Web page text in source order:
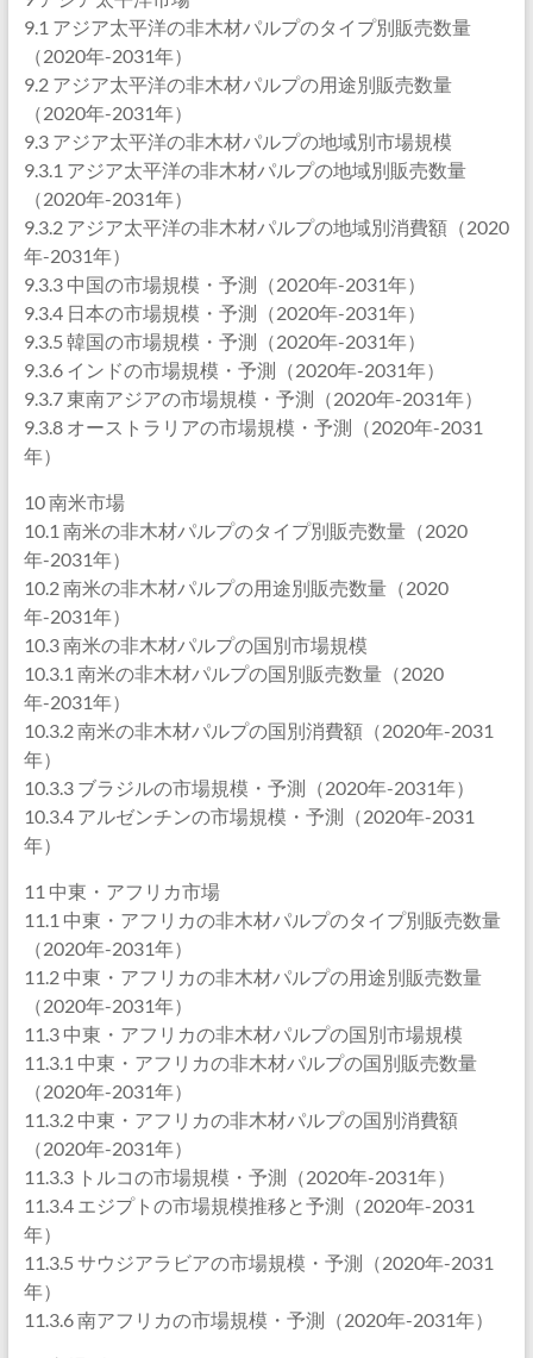
9.1 アジア太平洋の非木材パルプのタイプ別販売数量
（2020年-2031年）
9.2 アジア太平洋の非木材パルプの用途別販売数量
（2020年-2031年）
9.3 アジア太平洋の非木材パルプの地域別市場規模
9.3.1 アジア太平洋の非木材パルプの地域別販売数量
（2020年-2031年）
9.3.2 アジア太平洋の非木材パルプの地域別消費額（2020
年-2031年）
9.3.3 中国の市場規模・予測（2020年-2031年）
9.3.4 日本の市場規模・予測（2020年-2031年）
9.3.5 韓国の市場規模・予測（2020年-2031年）
9.3.6 インドの市場規模・予測（2020年-2031年）
9.3.7 東南アジアの市場規模・予測（2020年-2031年）
9.3.8 オーストラリアの市場規模・予測（2020年-2031
年）
10 南米市場
10.1 南米の非木材パルプのタイプ別販売数量（2020
年-2031年）
10.2 南米の非木材パルプの用途別販売数量（2020
年-2031年）
10.3 南米の非木材パルプの国別市場規模
10.3.1 南米の非木材パルプの国別販売数量（2020
年-2031年）
10.3.2 南米の非木材パルプの国別消費額（2020年-2031
年）
10.3.3 ブラジルの市場規模・予測（2020年-2031年）
10.3.4 アルゼンチンの市場規模・予測（2020年-2031
年）
11 中東・アフリカ市場
11.1 中東・アフリカの非木材パルプのタイプ別販売数量
（2020年-2031年）
11.2 中東・アフリカの非木材パルプの用途別販売数量
（2020年-2031年）
11.3 中東・アフリカの非木材パルプの国別市場規模
11.3.1 中東・アフリカの非木材パルプの国別販売数量
（2020年-2031年）
11.3.2 中東・アフリカの非木材パルプの国別消費額
（2020年-2031年）
11.3.3 トルコの市場規模・予測（2020年-2031年）
11.3.4 エジプトの市場規模推移と予測（2020年-2031
年）
11.3.5 サウジアラビアの市場規模・予測（2020年-2031
年）
11.3.6 南アフリカの市場規模・予測（2020年-2031年）